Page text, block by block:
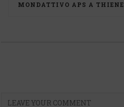
MONDATTIVO APS A THIENE